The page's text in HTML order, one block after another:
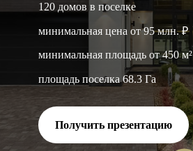
120 домов в поселке
минимальная цена от 95 млн. ₽
минимальная площадь от 450 м²
площадь поселка 68.3 Га
Получить презентацию